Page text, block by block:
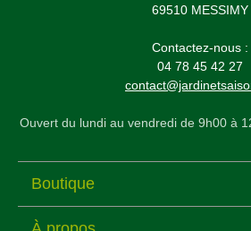
69510 MESSIMY
Contactez-nous :
04 78 45 42 27
Ouvert du lundi au vendredi de 9h00 à
Boutique